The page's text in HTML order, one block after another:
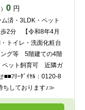
0 円
済・3LDK・ペット
歩2分 【令和8年4月
トイレ・洗面化粧台
グ等 5階建ての4階
ペット飼育可 近隣ガ
ﾌﾘｰﾀﾞｲﾔﾙ：0120-8
ちしております♪≫